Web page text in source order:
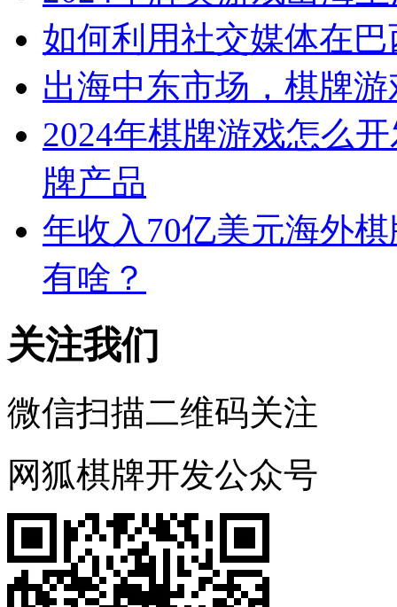
如何利用社交媒体在
出海中东市场，棋牌
2024年棋牌游戏怎么
牌产品
年收入70亿美元海外
有啥？
关注我们
微信扫描二维码关注
网狐棋牌开发公众号